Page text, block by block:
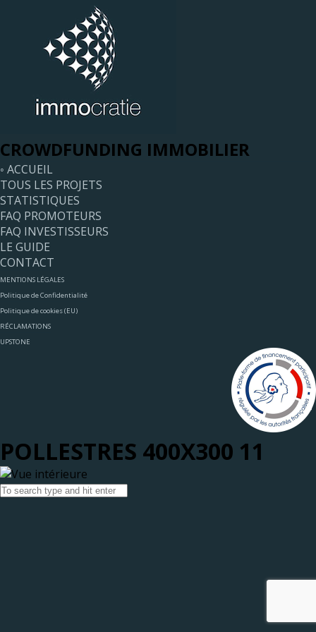
CROWDFUNDING IMMOBILIER
◦ ACCUEIL
TOUS LES PROJETS
STATISTIQUES
FAQ PROMOTEURS
FAQ INVESTISSEURS
LE GUIDE
CONTACT
MENTIONS LÉGALES
Politique de Confidentialité
Politique de cookies (EU)
RÉCLAMATIONS
UPSTONE
POLLESTRES 400X300 11